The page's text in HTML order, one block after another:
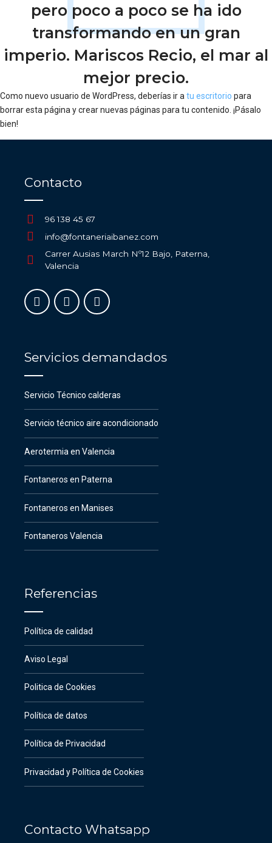
pero poco a poco se ha ido
transformando en un gran
imperio. Mariscos Recio, el mar al
mejor precio.
Como nuevo usuario de WordPress, deberías ir a tu escritorio para
borrar esta página y crear nuevas páginas para tu contenido. ¡Pásalo
bien!
Contacto
96 138 45 67
info@fontaneriaibanez.com
Carrer Ausias March Nº12 Bajo, Paterna,
Valencia
Servicios demandados
Servicio Técnico calderas
Servicio técnico aire acondicionado
Aerotermia en Valencia
Fontaneros en Paterna
Fontaneros en Manises
Fontaneros Valencia
Referencias
Política de calidad
Aviso Legal
Politica de Cookies
Política de datos
Política de Privacidad
Privacidad y Política de Cookies
Contacto Whatsapp